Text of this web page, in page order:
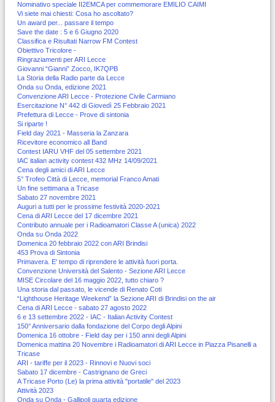
Nominativo speciale II2EMCA per commemorare EMILIO CAIMI
Vi siete mai chiesti: Cosa ho ascoltato?
Un award per... passare il tempo
Save the date : 5 e 6 Giugno 2020
Classifica e Risultati Narrow FM Contest
Obiettivo Tricolore -
Ringraziamenti per ARI Lecce
Giovanni “Gianni” Zocco, IK7QPB
La Storia della Radio parte da Lecce
Onda su Onda, edizione 2021
Convenzione ARI Lecce - Protezione Civile Carmiano
Esercitazione N° 442 di Giovedì 25 Febbraio 2021
Prefettura di Lecce - Prove di sintonia
Si riparte !
Field day 2021 - Masseria la Zanzara
Ricevitore economico all Band
Contest IARU VHF del 05 settembre 2021
IAC italian activity contest 432 MHz 14/09/2021
Cena degli amici di ARI Lecce
5° Trofeo Città di Lecce, memorial Franco Amati
Un fine settimana a Tricase
Sabato 27 novembre 2021
Auguri a tutti per le prossime festività 2020-2021
Cena di ARI Lecce del 17 dicembre 2021
Contributo annuale per i Radioamatori Classe A (unica) 2022
Onda su Onda 2022
Domenica 20 febbraio 2022 con ARI Brindisi
453 Prova di Sintonia
Primavera. E' tempo di riprendere le attività fuori porta.
Convenzione Università del Salento - Sezione ARI Lecce
MISE Circolare del 16 maggio 2022, tutto chiaro ?
Una storia dal passato, le vicende di Renato Coti
“Lighthouse Heritage Weekend” la Sezione ARI di Brindisi on the air
Cena di ARI Lecce - sabato 27 agosto 2022
6 e 13 settembre 2022 - IAC - Italian Activity Contest
150° Anniversario dalla fondazione del Corpo degli Alpini
Domenica 16 ottobre - Field day per i 150 anni degli Alpini
Domenica mattina 20 Novembre i Radioamatori di ARI Lecce in Piazza Pisanelli a
Tricase
ARI - tariffe per il 2023 - Rinnovi e Nuovi soci
Sabato 17 dicembre - Castrignano de Greci
A Tricase Porto (Le) la prima attività "portatile" del 2023
Attività 2023
Onda su Onda - Gallipoli quarta edizione